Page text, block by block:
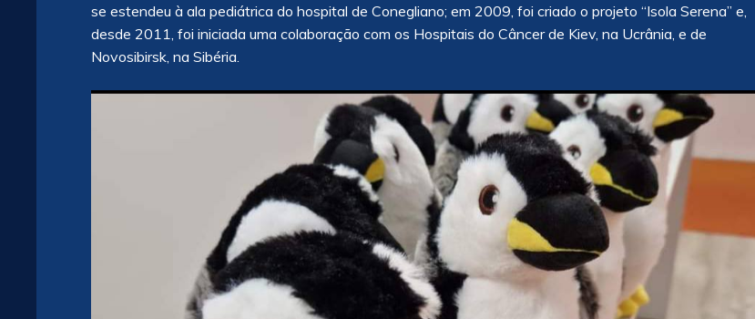
se estendeu à ala pediátrica do hospital de Conegliano; em 2009, foi criado o projeto “Isola Serena” e,
desde 2011, foi iniciada uma colaboração com os Hospitais do Câncer de Kiev, na Ucrânia, e de
Novosibirsk, na Sibéria.